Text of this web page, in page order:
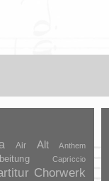
Air Alt Anthem
Capriccio
Chorwerk